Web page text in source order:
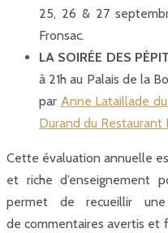
25, 26 & 27
Fronsac.
LA SOIRÉE DES
à 21h au Palais de la
par Anne Lataillade
Durand du Restaurant
Cette évaluation annuelle
et riche d’enseignement
permet de recueillir
de commentaires avertis et